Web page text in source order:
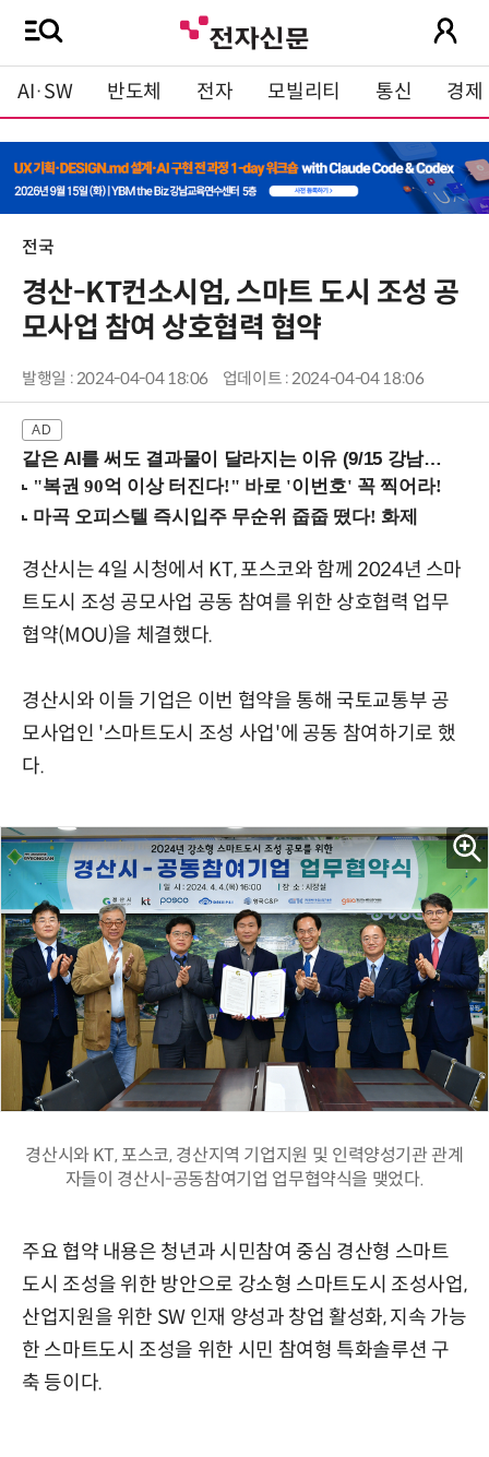
AI·SW 반도체 전자 모빌리티 통신 경제
전국
경산-KT컨소시엄, 스마트 도시 조성 공
모사업 참여 상호협력 협약
발행일 : 2024-04-04 18:06 업데이트 : 2024-04-04 18:06
같은 AI를 써도 결과물이 달라지는 이유 (9/15 강남역)
경산시는 4일 시청에서 KT, 포스코와 함께 2024년 스마
트도시 조성 공모사업 공동 참여를 위한 상호협력 업무
협약(MOU)을 체결했다.
경산시와 이들 기업은 이번 협약을 통해 국토교통부 공
모사업인 '스마트도시 조성 사업'에 공동 참여하기로 했
다.
경산시와 KT, 포스코, 경산지역 기업지원 및 인력양성기관 관계
자들이 경산시-공동참여기업 업무협약식을 맺었다.
주요 협약 내용은 청년과 시민참여 중심 경산형 스마트
도시 조성을 위한 방안으로 강소형 스마트도시 조성사업,
산업지원을 위한 SW 인재 양성과 창업 활성화, 지속 가능
한 스마트도시 조성을 위한 시민 참여형 특화솔루션 구
축 등이다.